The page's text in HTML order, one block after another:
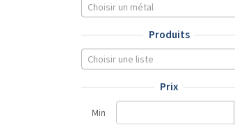
Choisir un métal
Produits
Choisir une liste
Prix
Min